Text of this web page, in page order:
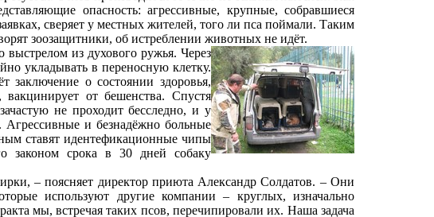
опасность: агрессивные, крупные, собравшиеся
сверяет у местных жителей, того ли пса поймали. Таким
зоозащитники, об истреблении животных не идёт.
из духового ружья. Через
укладывать в переносную клетку.
заключение о состоянии здоровья,
вакцинирует от бешенства. Спустя
не проходит бесследно, и у
и безнадёжно больные
ставят идентефикационные чипы
законом срока в 30 дней собаку
– поясняет директор приюта Александр Солдатов. – Они
используют другие компании – круглых, изначально
мы, встречая таких псов, перечипировали их. Наша задача